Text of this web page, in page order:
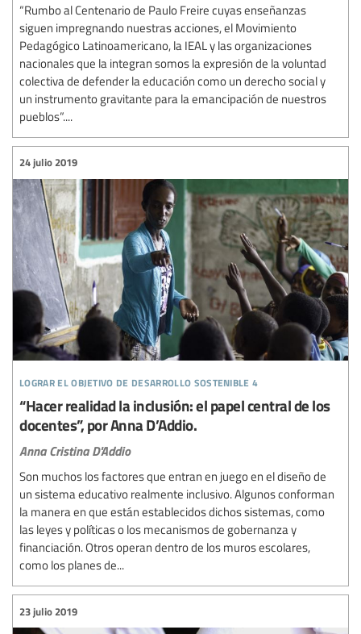
“Rumbo al Centenario de Paulo Freire cuyas enseñanzas
siguen impregnando nuestras acciones, el Movimiento
Pedagógico Latinoamericano, la IEAL y las organizaciones
nacionales que la integran somos la expresión de la voluntad
colectiva de defender la educación como un derecho social y
un instrumento gravitante para la emancipación de nuestros
pueblos”....
lograr el objetivo de desarrollo sostenible 4
24 julio 2019
“Hacer realidad la inclusión: el papel central de los
docentes”, por Anna D’Addio.
Anna Cristina D'Addio
Son muchos los factores que entran en juego en el diseño de
un sistema educativo realmente inclusivo. Algunos conforman
la manera en que están establecidos dichos sistemas, como
las leyes y políticas o los mecanismos de gobernanza y
financiación. Otros operan dentro de los muros escolares,
como los planes de...
23 julio 2019